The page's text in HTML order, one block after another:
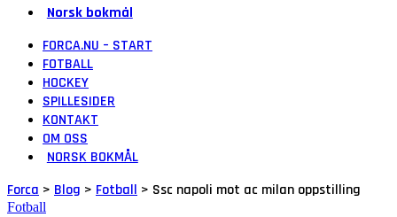
Norsk bokmål
FORCA.NU – START
FOTBALL
HOCKEY
SPILLESIDER
KONTAKT
OM OSS
NORSK BOKMÅL
Forca > Blog > Fotball > Ssc napoli mot ac milan oppstilling
Fotball